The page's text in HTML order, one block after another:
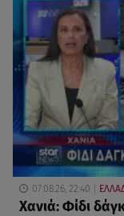
07.08.26, 22:40
Χανιά: Φίδι